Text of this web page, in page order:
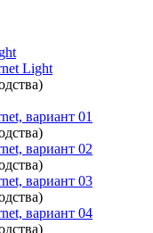
Light
вариант 01
вариант 02
вариант 03
вариант 04